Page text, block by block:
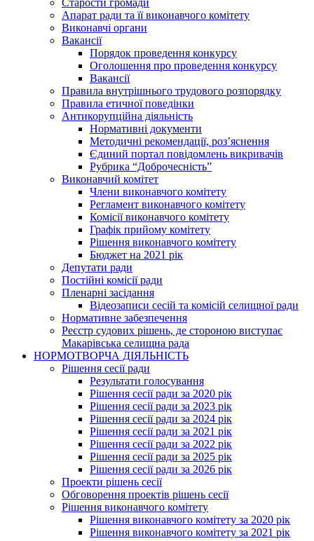
Старости громади
Апарат ради та її виконавчого комітету
Виконавчі органи
Вакансії
Порядок проведення конкурсу
Оголошення про проведення конкурсу
Вакансії
Правила внутрішнього трудового розпорядку
Правила етичної поведінки
Антикорупційна діяльність
Нормативні документи
Методичні рекомендації, роз’яснення
Єдиний портал повідомлень викривачів
Рубрика “Доброчесність”
Виконавчий комітет
Члени виконавчого комітету
Регламент виконавчого комітету
Комісії виконавчого комітету
Графік прийому комітету
Рішення виконавчого комітету
Бюджет на 2021 рік
Депутати ради
Постійні комісії ради
Пленарні засідання
Відеозаписи сесій та комісій селищної ради
Нормативне забезпечення
Реєстр судових рішень, де стороною виступає
Макарівська селищна рада
НОРМОТВОРЧА ДІЯЛЬНІСТЬ
Рішення сесії ради
Результати голосування
Рішення сесії ради за 2020 рік
Рішення сесії ради за 2023 рік
Рішення сесії ради за 2024 рік
Рішення сесії ради за 2021 рік
Рішення сесії ради за 2022 рік
Рішення сесії ради за 2025 рік
Рішення сесії ради за 2026 рік
Проекти рішень сесії
Обговорення проектів рішень сесії
Рішення виконавчого комітету
Рішення виконавчого комітету за 2020 рік
Рішення виконавчого комітету за 2021 рік